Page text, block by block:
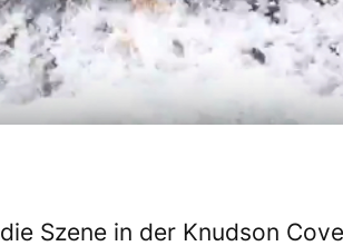
die Szene in der Knudson